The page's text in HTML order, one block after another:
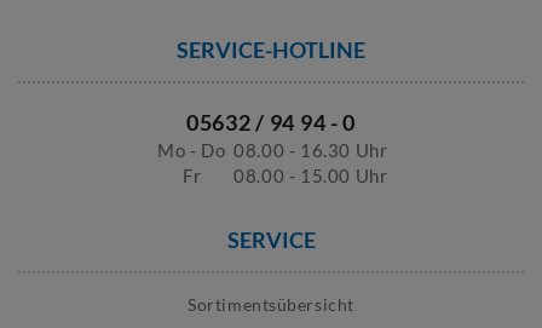
SERVICE-HOTLINE
05632 / 94 94 - 0
Mo - Do 08.00 - 16.30 Uhr
Fr
08.00 - 15.00 Uhr
SERVICE
Sortimentsübersicht